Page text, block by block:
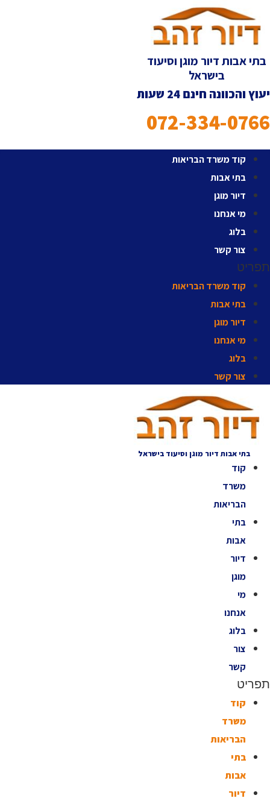
לתוכן
בתי אבות דיור מוגן וסיעוד
בישראל
יעוץ והכוונה חינם 24 שעות
072-334-0766
קוד משרד הבריאות
בתי אבות
דיור מוגן
מי אנחנו
בלוג
צור קשר
תפריט
קוד משרד הבריאות
בתי אבות
דיור מוגן
מי אנחנו
בלוג
צור קשר
בתי אבות דיור מוגן וסיעוד בישראל
קוד
משרד
הבריאות
בתי
אבות
דיור
מוגן
מי
אנחנו
בלוג
צור
קשר
תפריט
קוד
משרד
הבריאות
בתי
אבות
דיור